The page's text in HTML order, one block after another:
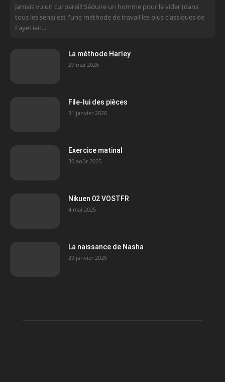
Jamais vu un cul pareil! Séduire un homme pour le vider (dans
tous les sens) est l'une méthode de travail les plus classiques de
FayeLien...
La méthode Harley
27 mai 2026
File-lui des pièces
31 janvier 2026
Exercice matinal
30 août 2025
Nikuen 02 VOSTFR
4 mai 2025
La naissance de Nasha
29 janvier 2025